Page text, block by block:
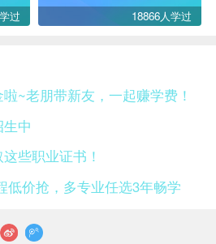
过 18866人学过
~老朋带新友，一起赚学费！
中
些职业证书！
低价抢，多专业任选3年畅学